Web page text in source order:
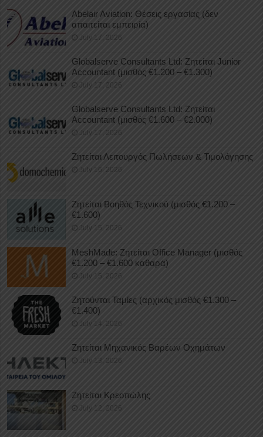
Abelair Aviation: Θέσεις εργασίας (δεν
απαιτείται εμπειρία)
July 17, 2026
Globalserve Consultants Ltd: Ζητείται Junior
Accountant (μισθός €1.200 – €1.300)
July 17, 2026
Globalserve Consultants Ltd: Ζητείται
Accountant (μισθός €1.600 – €2.000)
July 17, 2026
Ζητείται Λειτουργός Πωλήσεων & Τιμολόγησης
July 16, 2026
Ζητείται Βοηθός Τεχνικού (μισθός €1.200 –
€1.600)
July 15, 2026
MeshMade: Ζητείται Office Manager (μισθός
€1.200 – €1.600 καθαρά)
July 15, 2026
Ζητούνται Ταμίες (αρχικός μισθός €1.300 –
€1.400)
July 14, 2026
Ζητείται Μηχανικός Βαρέων Οχημάτων
July 13, 2026
Ζητείται Κρεοπώλης
July 12, 2026